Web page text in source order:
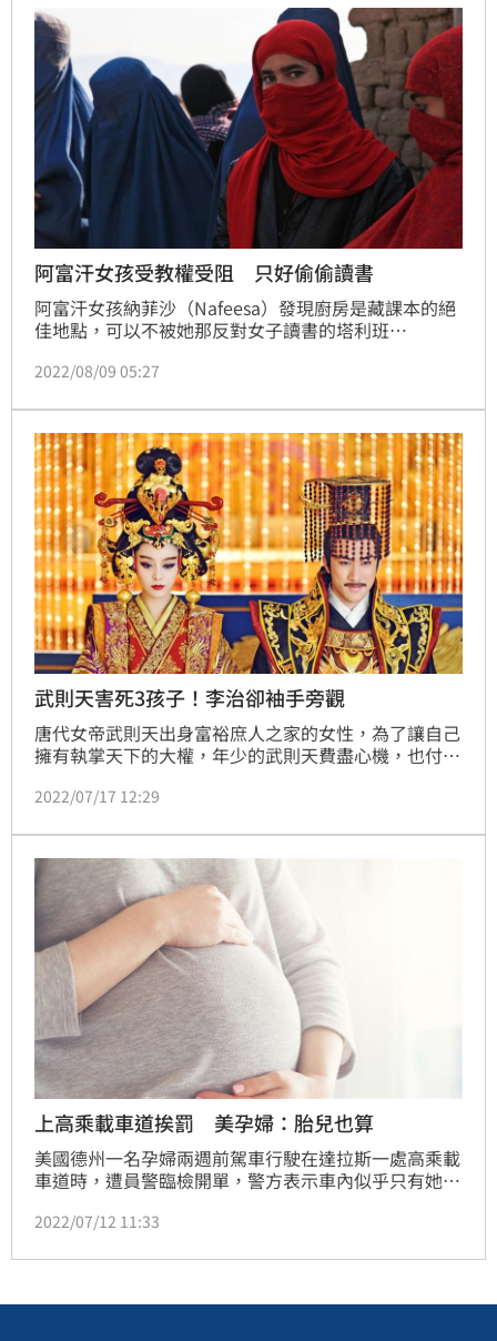
阿富汗女孩受教權受阻 只好偷偷讀書
阿富汗女孩納菲沙（Nafeesa）發現廚房是藏課本的絕
佳地點，可以不被她那反對女子讀書的塔利班
乎從不進廚房。
2022/08/09 05:27
武則天害死3孩子！李治卻袖手旁觀
唐代女帝武則天出身富裕庶人之家的女性，為了讓自己
擁有執掌天下的大權，年少的武則天費盡心機，也付出
重，一共犧牲了4個李氏王朝的後代：李忠、李弘、李
天親生的。
2022/07/17 12:29
上高乘載車道挨罰 美孕婦：胎兒也算
美國德州一名孕婦兩週前駕車行駛在達拉斯一處高乘載
車道時，遭員警臨檢開單，警方表示車內似乎只有她一
人。
2022/07/12 11:33